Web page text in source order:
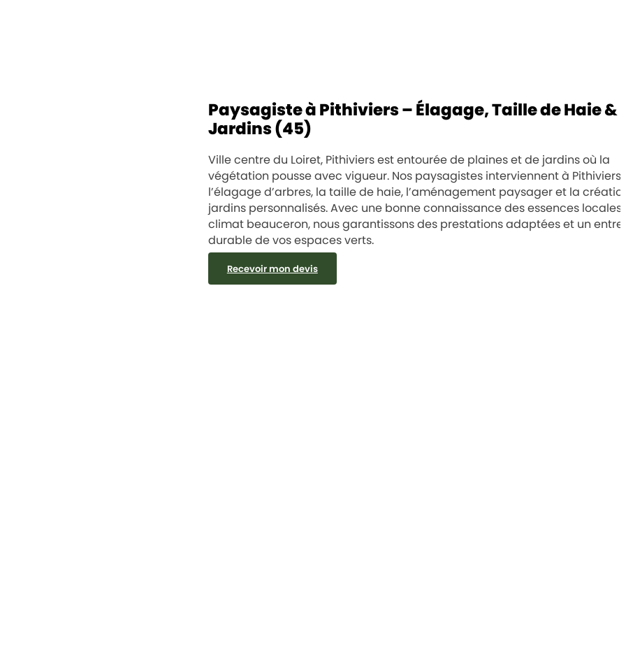
Paysagiste à Pithiviers – Élagage, Taille de Haie &
Jardins (45)
Ville centre du Loiret, Pithiviers est entourée de plaines et de jardins où la
végétation pousse avec vigueur. Nos paysagistes interviennent à Pithiviers
l’élagage d’arbres, la taille de haie, l’aménagement paysager et la
jardins personnalisés. Avec une bonne connaissance des essences locales
climat beauceron, nous garantissons des prestations adaptées et un
durable de vos espaces verts.
Recevoir mon devis